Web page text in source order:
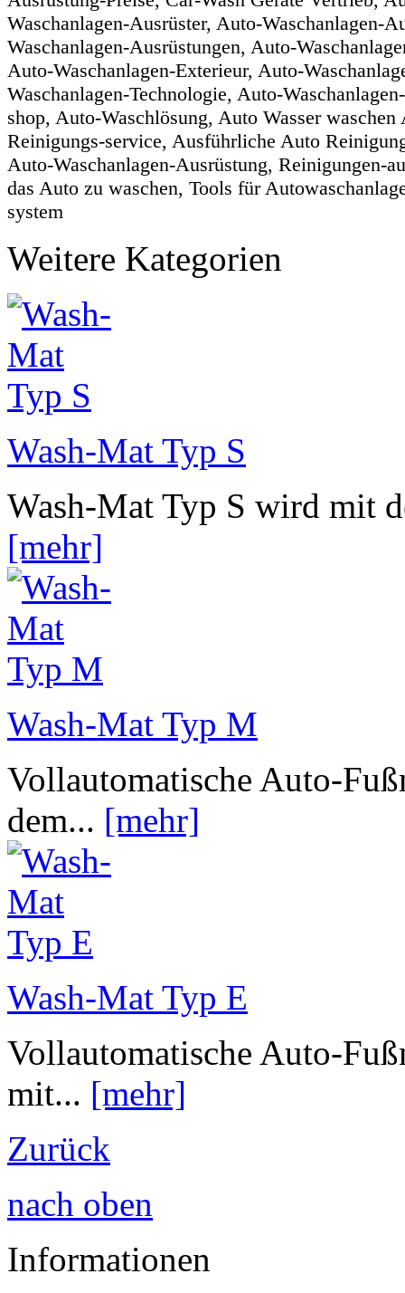
Waschanlagen-Ausrüster, Auto-Waschanlagen-
Waschanlagen-Ausrüstungen, Auto-
Auto-Waschanlagen-Exterieur, Auto-
Waschanlagen-Technologie, Auto-
shop, Auto-Waschlösung, Auto Wasser
Reinigungs-service, Ausführliche Auto
Auto-Waschanlagen-Ausrüstung, Reinigungen-
das Auto zu waschen, Tools für
system
Weitere Kategorien
Wash-Mat Typ S
Wash-Mat Typ S wird mit
[mehr]
Wash-Mat Typ M
Vollautomatische Auto-
dem... [mehr]
Wash-Mat Typ E
Vollautomatische Auto-
mit... [mehr]
Zurück
nach oben
Informationen